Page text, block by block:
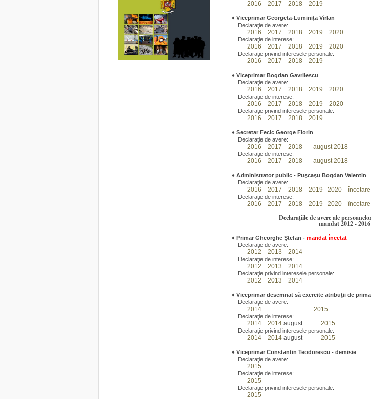
2016 2017 2018 2019
♦ Viceprimar Georgeta-Luminița Vîrlan
Declaraţie de avere:
2016 2017 2018 2019 2020
Declaraţie de interese:
2016 2017 2018 2019 2020
Declaraţie privind interesele personale:
2016 2017 2018 2019
♦ Viceprimar Bogdan Gavrilescu
Declaraţie de avere:
2016 2017 2018 2019 2020
Declaraţie de interese:
2016 2017 2018 2019 2020
Declaraţie privind interesele personale:
2016 2017 2018 2019
♦ Secretar Fecic George Florin
Declaraţie de avere:
2016 2017 2018 august 2018
Declaraţie de interese:
2016 2017 2018 august 2018
♦ Administrator public - Puşcaşu Bogdan Valentin
Declaraţie de avere:
2016 2017 2018 2019 2020 încetare
Declaraţie de interese:
2016 2017 2018 2019 2020 încetare
Declarațiile de avere ale
mandat 2012 - 2016
♦ Primar Gheorghe Ştefan - mandat încetat
Declaraţie de avere:
2012 2013 2014
Declaraţie de interese:
2012 2013 2014
Declaraţie privind interesele personale:
2012 2013 2014
♦ Viceprimar desemnat să exercite atribuţii de
Declaraţie de avere:
2014 2015
Declaraţie de interese:
2014 2014august 2015
Declaraţie privind interesele personale:
2014 2014august 2015
♦ Viceprimar Constantin Teodorescu - demisie
Declaraţie de avere:
2015
Declaraţie de interese:
2015
Declaraţie privind interesele personale:
2015